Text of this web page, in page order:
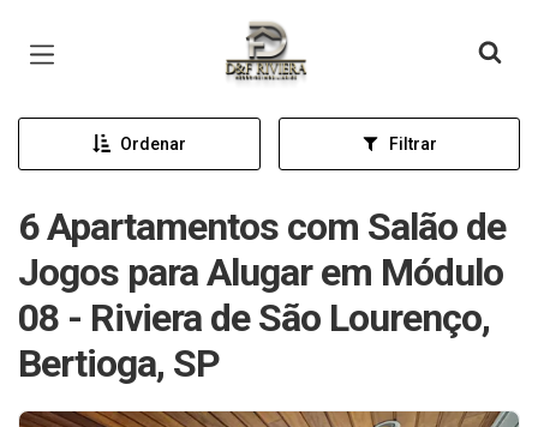
Página inicial
Ordenar Filtrar
6 Apartamentos com Salão de
Jogos para Alugar em Módulo
08 - Riviera de São Lourenço,
Bertioga, SP